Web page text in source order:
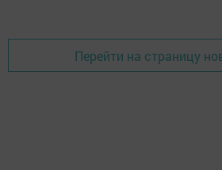
Перейти на страницу